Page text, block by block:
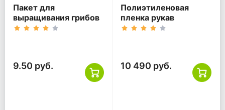
Пакет для
выращивания грибов
9.50 руб.
Полиэтиленовая
пленка рукав
10 490 руб.